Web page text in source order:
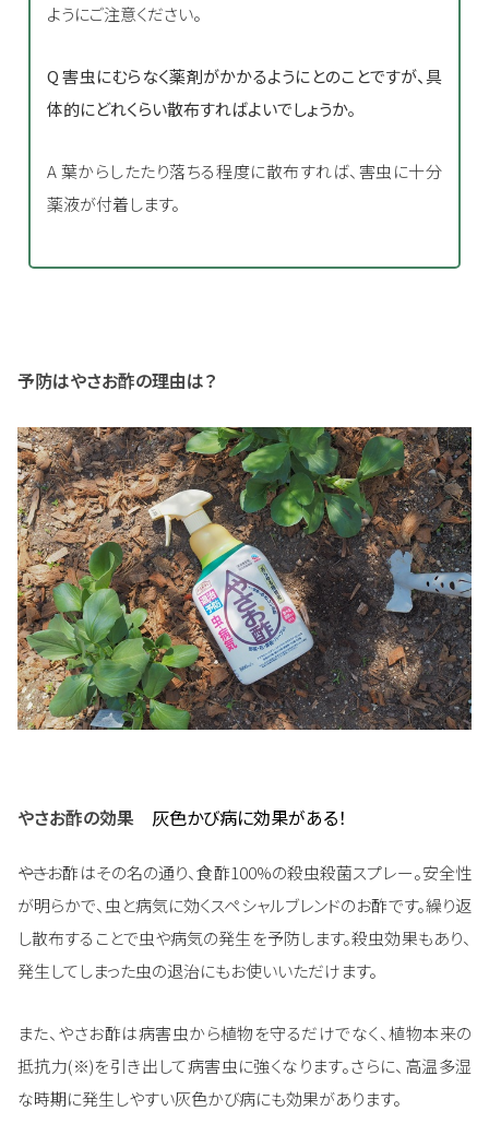
ようにご注意ください。
Q 害虫にむらなく薬剤がかかるようにとのことですが、具
体的にどれくらい散布すればよいでしょうか。
A 葉からしたたり落ちる程度に散布すれば、害虫に十分
薬液が付着します。
予防はやさお酢の理由は？
やさお酢の効果 灰色かび病に効果がある！
――やさお酢はその名の通り、食酢100%の殺虫殺菌スプレー。安全性
が明らかで、虫と病気に効くスペシャルブレンドのお酢です。繰り返
し散布することで虫や病気の発生を予防します。殺虫効果もあり、
発生してしまった虫の退治にもお使いいただけます。
また、やさお酢は病害虫から植物を守るだけでなく、植物本来の
抵抗力(※)を引き出して病害虫に強くなります。さらに、高温多湿
な時期に発生しやすい灰色かび病にも効果があります。